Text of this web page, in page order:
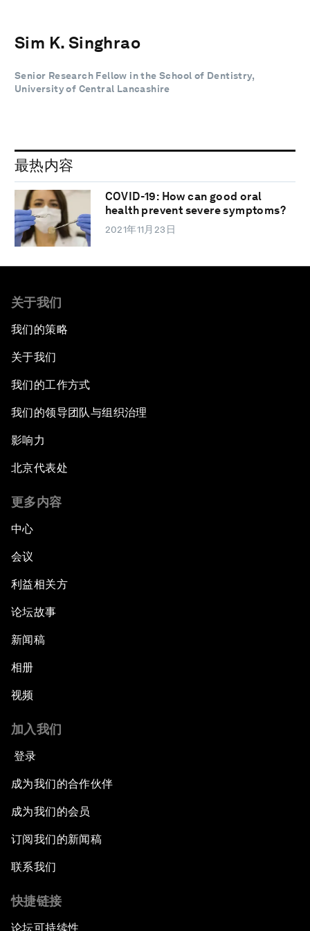
Sim K. Singhrao
Senior Research Fellow in the School of Dentistry,
University of Central Lancashire
最热内容
COVID-19: How can good oral
health prevent severe symptoms?
2021年11月23日
关于我们
我们的策略
关于我们
我们的工作方式
我们的领导团队与组织治理
影响力
北京代表处
更多内容
中心
会议
利益相关方
论坛故事
新闻稿
相册
视频
加入我们
登录
成为我们的合作伙伴
成为我们的会员
订阅我们的新闻稿
联系我们
快捷链接
论坛可持续性